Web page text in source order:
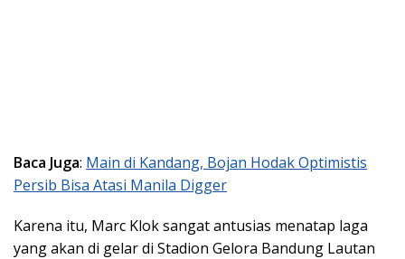
Baca Juga: Main di Kandang, Bojan Hodak Optimistis
Persib Bisa Atasi Manila Digger
Karena itu, Marc Klok sangat antusias menatap laga
yang akan di gelar di Stadion Gelora Bandung Lautan